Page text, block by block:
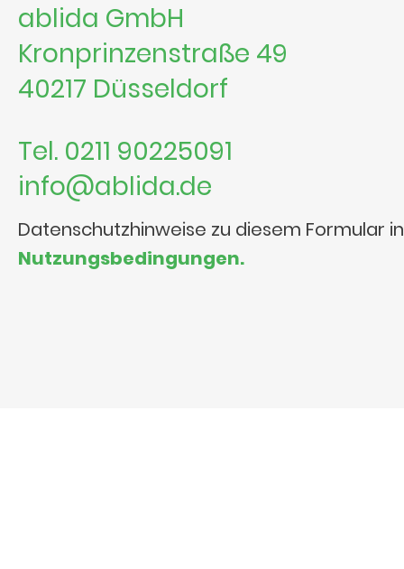
ablida GmbH
Kronprinzenstraße 49
40217 Düsseldorf
Tel. 0211 90225091
info@ablida.de
Datenschutzhinweise zu diesem Formular
Nutzungsbedingungen.